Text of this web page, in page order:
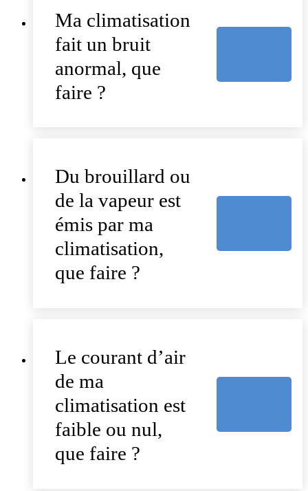
Ma climatisation
fait un bruit
anormal, que
faire ?
Du brouillard ou
de la vapeur est
émis par ma
climatisation,
que faire ?
Le courant d’air
de ma
climatisation est
faible ou nul,
que faire ?